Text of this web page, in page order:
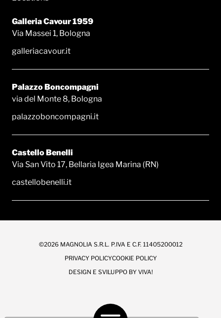
Galleria Cavour 1959
Via Massei 1, Bologna
galleriacavour.it
Palazzo Boncompagni
via del Monte 8, Bologna
palazzoboncompagni.it
Castello Benelli
Via San Vito 17, Bellaria Igea Marina (RN)
castellobenelli.it
©2026 MAGNOLIA S.R.L. P.IVA E C.F. 11405200012
PRIVACY POLICYCOOKIE POLICY
DESIGN E SVILUPPO BY VIVA!